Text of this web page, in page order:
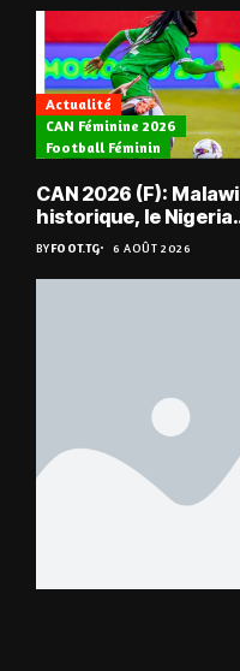
Actualité
CAN Féminine 2026
Football Féminin
CAN 2026 (F): Malawi
historique, le Nigeria
sauvé, la Zambie
éliminée
BYFOOT.TG 6 AOÛT 2026